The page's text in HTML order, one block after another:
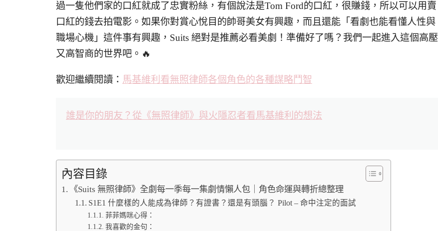
過一隻他們家的口紅就成了忠實粉絲，有個說法是Tom Ford的口紅，很賺錢，所以可以用賣
口紅的錢去拍電影。如果你對賞心悅目的帥哥美女有興趣，而且還能「看劇也能看懂人性與
職場心機」這件事有興趣，Suits 絕對是推薦必看美劇！準備好了嗎？我們一起進入這個高壓
又高智商的世界吧。🔥
歡迎繼續閱讀： 馬基維利看無照律師各個角色的各種謀略鬥智
誰是你的朋友？從《無照律師》與火隱忍者看馬基維利的想法
內容目錄
《Suits 無照律師》全劇每一季每一集劇情懶人包｜角色命運與轉折總整理
S1E1 什麼樣的人能成為律師？有證書？還是有頭腦？ Pilot – 命中注定的面試
菲菲媽咪心得：
我喜歡的金句：